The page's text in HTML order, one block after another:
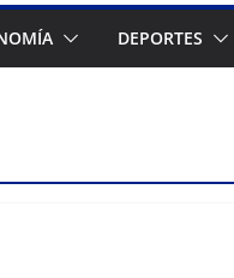
DEPORTES